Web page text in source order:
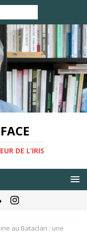
DE L’IRIS
au Bataclan : une